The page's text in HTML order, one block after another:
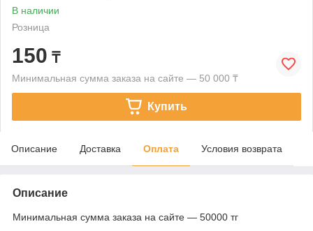
В наличии
Розница
150 ₸
Минимальная сумма заказа на сайте — 50 000 ₸
Купить
Описание Доставка Оплата Условия возврата
Описание
Минимальная сумма заказа на сайте — 50000 тг